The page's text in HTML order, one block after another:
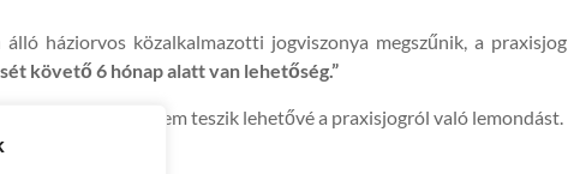
háziorvos közalkalmazotti jogviszonya megszűnik, a praxisjog
követő 6 hónap alatt van lehetőség.”
jogszabályok nem teszik lehetővé a praxisjogról való lemondást.